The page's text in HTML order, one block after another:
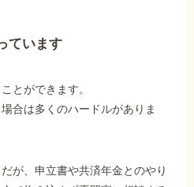
ています
とができます。
合は多くのハードルがありま
が、申立書や共済年金とのやり